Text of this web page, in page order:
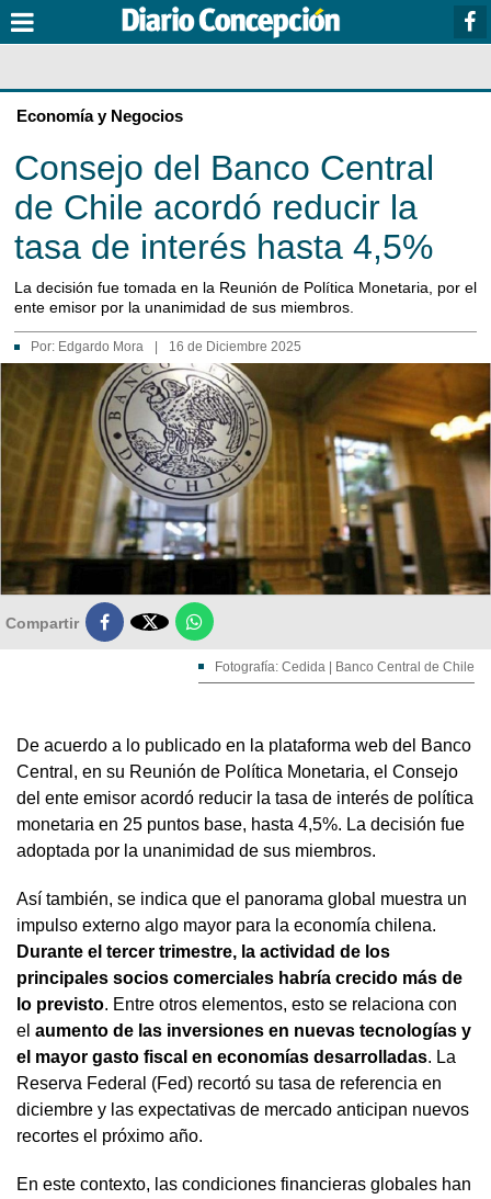
Economía y Negocios
Consejo del Banco Central
de Chile acordó reducir la
tasa de interés hasta 4,5%
La decisión fue tomada en la Reunión de Política Monetaria, por el
ente emisor por la unanimidad de sus miembros.
Por: Edgardo Mora 16 de Diciembre 2025
Compartir 
Fotografía: Cedida | Banco Central de Chile
De acuerdo a lo publicado en la plataforma web del Banco
Central, en su Reunión de Política Monetaria, el Consejo
del ente emisor acordó reducir la tasa de interés de política
monetaria en 25 puntos base, hasta 4,5%. La decisión fue
adoptada por la unanimidad de sus miembros.
Así también, se indica que el panorama global muestra un
impulso externo algo mayor para la economía chilena.
Durante el tercer trimestre, la actividad de los
principales socios comerciales habría crecido más de
lo previsto. Entre otros elementos, esto se relaciona con
el aumento de las inversiones en nuevas tecnologías y
el mayor gasto fiscal en economías desarrolladas. La
Reserva Federal (Fed) recortó su tasa de referencia en
diciembre y las expectativas de mercado anticipan nuevos
recortes el próximo año.
En este contexto, las condiciones financieras globales han